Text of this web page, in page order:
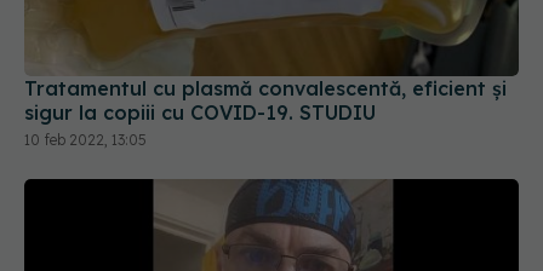
Tratamentul cu plasmă convalescentă, eficient și
sigur la copiii cu COVID-19. STUDIU
10 feb 2022, 13:05